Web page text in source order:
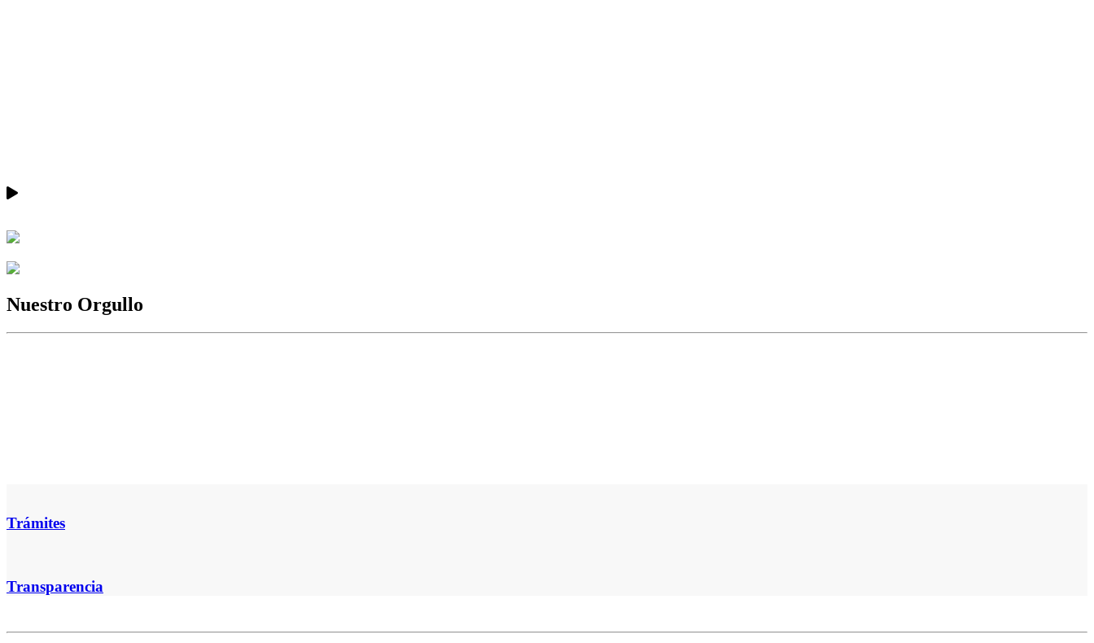
Nuestro Orgullo
Trámites
Transparencia